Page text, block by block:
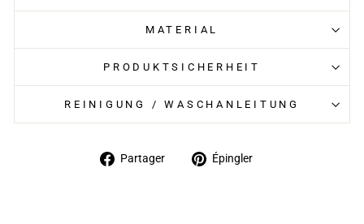
MATERIAL
PRODUKTSICHERHEIT
REINIGUNG / WASCHANLEITUNG
Partager
PartagerÉpingler